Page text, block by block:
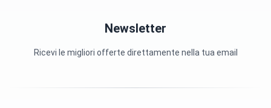
Newsletter
Ricevi le migliori offerte direttamente nella tua email